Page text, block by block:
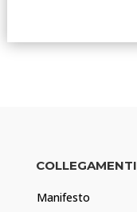
COLLEGAMENTI
Manifesto